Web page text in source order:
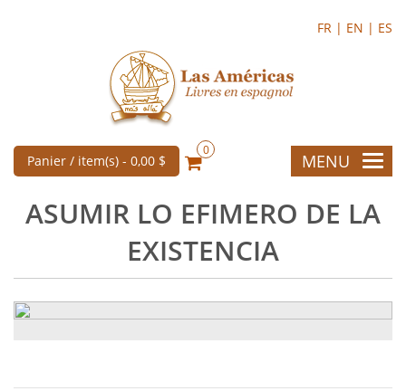
FR | EN | ES
Panier / item(s) - 0,00 $
0
MENU
ASUMIR LO EFIMERO DE LA
EXISTENCIA